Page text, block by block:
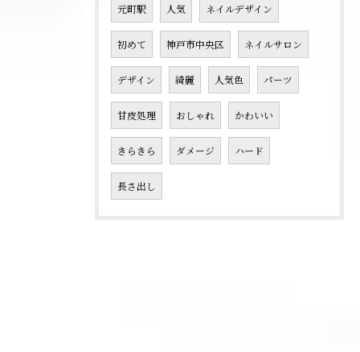
元町駅 人気 ネイルデザイン
初めて 神戸市中央区 ネイルサロン
デザイン 綺麗 人気色 パーツ
甘皮処理 おしゃれ かわいい
きらきら ダメージ ハード
長さ出し